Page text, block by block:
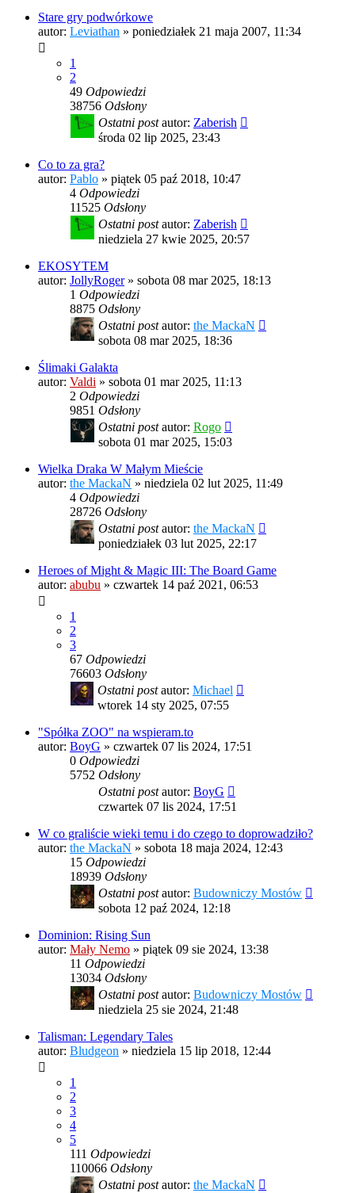
Stare gry podwórkowe
autor: Leviathan » poniedziałek 21 maja 2007, 11:34
1
2
49 Odpowiedzi
38756 Odsłony
Ostatni postautor: Zaberish
środa 02 lip 2025, 23:43
Co to za gra?
autor: Pablo » piątek 05 paź 2018, 10:47
4 Odpowiedzi
11525 Odsłony
Ostatni postautor: Zaberish
niedziela 27 kwie 2025, 20:57
EKOSYTEM
autor: JollyRoger» sobota 08 mar 2025, 18:13
1 Odpowiedzi
8875 Odsłony
Ostatni postautor: the MackaN
sobota 08 mar 2025, 18:36
Ślimaki Galakta
autor: Valdi » sobota 01 mar 2025, 11:13
2 Odpowiedzi
9851 Odsłony
Ostatni postautor: Rogo
sobota 01 mar 2025, 15:03
Wielka Draka W Małym Mieście
autor: the MackaN » niedziela 02 lut 2025, 11:49
4 Odpowiedzi
28726 Odsłony
Ostatni postautor: the MackaN
poniedziałek 03 lut 2025, 22:17
Heroes of Might & Magic III: The Board Game
autor: abubu » czwartek 14 paź 2021, 06:53
1
2
3
67 Odpowiedzi
76603 Odsłony
Ostatni postautor: Michael
wtorek 14 sty 2025, 07:55
"Spółka ZOO" na wspieram.to
autor: BoyG » czwartek 07 lis 2024, 17:51
0 Odpowiedzi
5752 Odsłony
Ostatni postautor: BoyG
czwartek 07 lis 2024, 17:51
W co graliście wieki temu i do czego to doprowadziło?
autor: the MackaN » sobota 18 maja 2024, 12:43
15 Odpowiedzi
18939 Odsłony
Ostatni postautor: Budowniczy Mostów
sobota 12 paź 2024, 12:18
Dominion: Rising Sun
autor: Mały Nemo » piątek 09 sie 2024, 13:38
11 Odpowiedzi
13034 Odsłony
Ostatni postautor: Budowniczy Mostów
niedziela 25 sie 2024, 21:48
Talisman: Legendary Tales
autor: Bludgeon » niedziela 15 lip 2018, 12:44
1
2
3
4
5
111 Odpowiedzi
110066 Odsłony
Ostatni postautor: the MackaN